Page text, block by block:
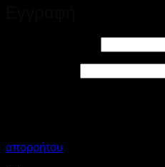
απορρήτου